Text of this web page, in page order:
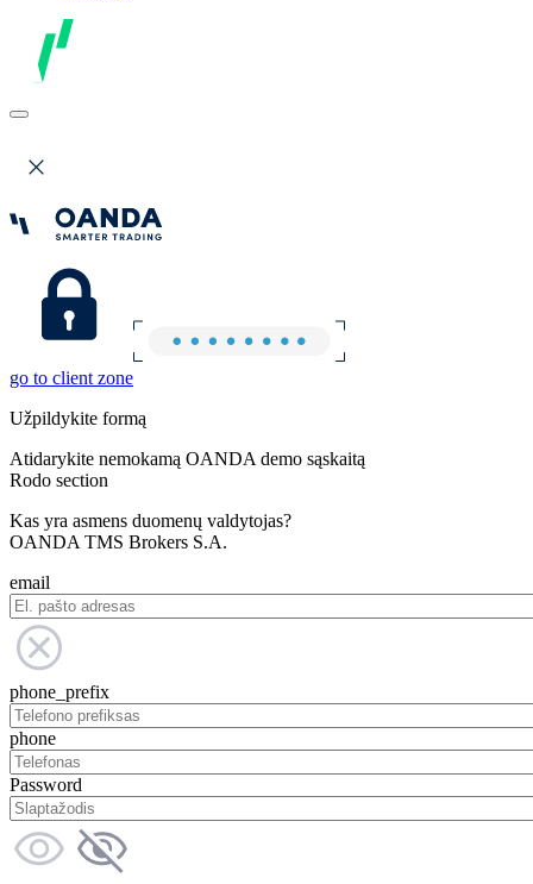
go to client zone
Užpildykite formą
Atidarykite nemokamą OANDA demo sąskaitą
Rodo section
Kas yra asmens duomenų valdytojas?
OANDA TMS Brokers S.A.
email
phone_prefix
phone
Password